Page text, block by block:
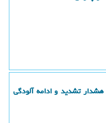
تشدید و ادامه آلودگی